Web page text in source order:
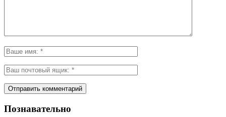
Познавательно